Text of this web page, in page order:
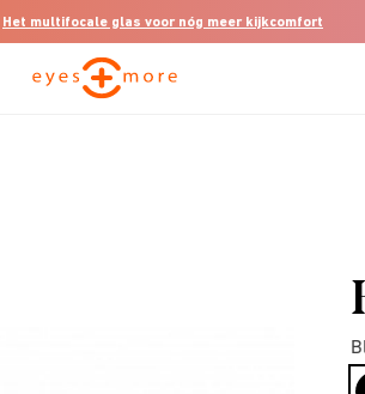
Het multifocale glas voor nóg meer kijkcomfort